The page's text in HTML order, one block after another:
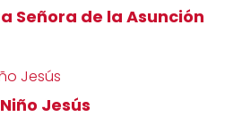
Señora de la Asunción
Jesús